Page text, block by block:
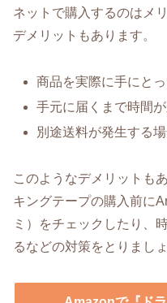
ネットで購入するのはメ
デメリットもあります。
商品を実際に手にと
手元に届くまで時間
別途送料が発生する
このようなデメリットも
キングテープの購入前に
ミ）をチェックしたり、
るなどの対策をとりましょ